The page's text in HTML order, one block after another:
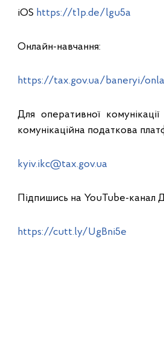
iOS https://t1p.de/lgu5a
Онлайн-навчання:
https://tax.gov.ua/baneryi/
Для оперативної
комунікаційна податкова
kyiv.ikc@tax.gov.ua
Підпишись на YouTube-канал
https://cutt.ly/UgBni5e